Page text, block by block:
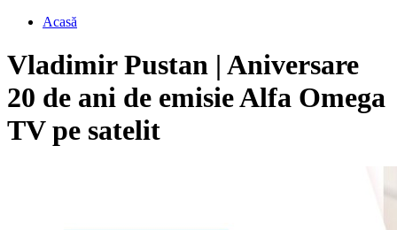
Acasă
Vladimir Pustan | Aniversare
20 de ani de emisie Alfa Omega
TV pe satelit